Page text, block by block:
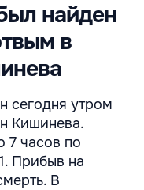
найден
в
сегодня утром
Кишинева.
7 часов по
Прибыв на
В